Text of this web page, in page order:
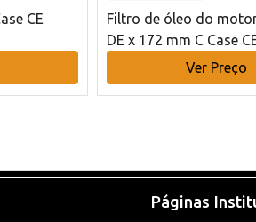
CE
Filtro de óleo do
DE x 172 mm C Case
Ver Preço
Páginas